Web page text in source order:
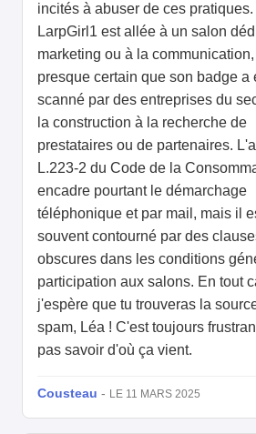
incités à abuser de ces pratiques.
LarpGirl1 est allée à un salon
marketing ou à la
presque certain que son badge a
scanné par des entreprises du
la construction à la recherche de
prestataires ou de partenaires.
L.223-2 du Code de la
encadre pourtant le démarchage
téléphonique et par mail, mais il
souvent contourné par des
obscures dans les conditions
participation aux salons. En tout
j'espère que tu trouveras la
spam, Léa ! C'est toujours
pas savoir d'où ça vient.
Cousteau - LE 11 MARS 2025